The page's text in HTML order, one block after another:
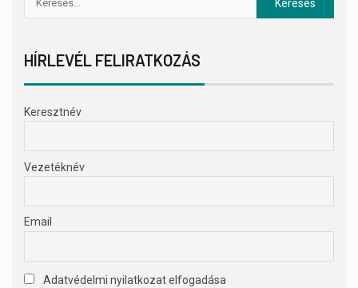
HÍRLEVÉL FELIRATKOZÁS
Keresztnév
Vezetéknév
Email
Adatvédelmi nyilatkozat elfogadása